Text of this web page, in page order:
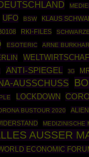
UFO BSW KLAUS
RKI-FILES
ESOTERIC ARNE
ANTI-SPIEGEL 3G
AUSSCHUSS
LOCKDOWN
BUSTOUR 2020
ALIEN
MEDIZINISCHE
AUSSER
ECONOMIC